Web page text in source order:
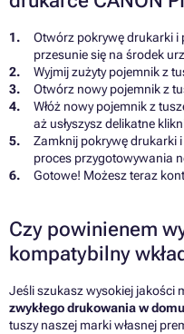
Otwórz pokrywę drukarki i
przesunie się na środek
Wyjmij zużyty pojemnik z
Otwórz nowy pojemnik z
Włóż nowy pojemnik z
aż usłyszysz delikatne
Zamknij pokrywę drukarki
proces przygotowywania
Gotowe! Możesz teraz
Czy powinienem
kompatybilny
Jeśli szukasz wysokiej jakości
zwykłego drukowania w
tuszy naszej marki własnej